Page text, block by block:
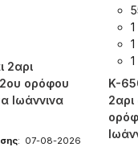
2αρι
ορόφου
Ιωάννινα
: 07-08-2026
1
1
1
K-
2αρι